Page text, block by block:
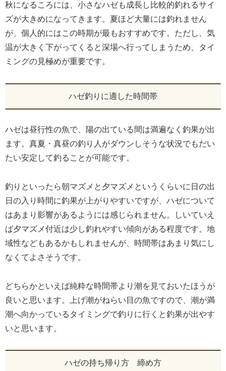
秋になるころには、小さなハゼも成長し比較的釣れるサイ
ズが大きめになってきます。夏ほど大量には釣れません
が、個人的にはこの時期が最もおすすめです。ただし、気
温が大きく下がってくると深場へ行ってしまうため、タイ
ミングの見極めが重要です。
ハゼ釣りに適した時間帯
ハゼは昼行性の魚で、陽の出ている間は満遍なく釣果が出
ます。真夏・真昼の釣り人がダウンしそうな状況でもだい
たい安定して釣ることが可能です。
釣りといったら朝マズメと夕マズメというくらいに日の出
日の入り時間に釣果が上がりやすいですが、ハゼについて
はあまり影響があるようには感じられません。しいていえ
ば夕マズメ付近は少し釣れやすい傾向がある程度です。地
域性などもあるかもしれませんが、時間帯はあまり気にし
なくてよさそうです。
どちらかといえば純粋な時間帯より潮を見ておいたほうが
良いと思います。上げ潮がねらい目の魚ですので、潮が満
潮へ向かっているタイミングで釣りに行くと釣果が出やす
いと思います。
ハゼの持ち帰り方 締め方